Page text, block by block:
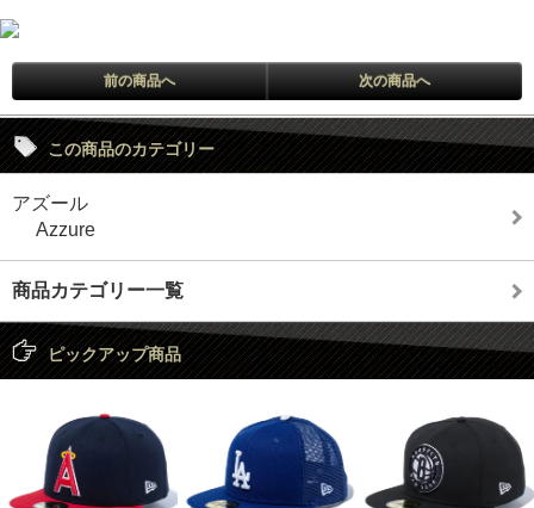
前の商品へ 次の商品へ
この商品のカテゴリー
アズール
Azzure
商品カテゴリー一覧
ピックアップ商品